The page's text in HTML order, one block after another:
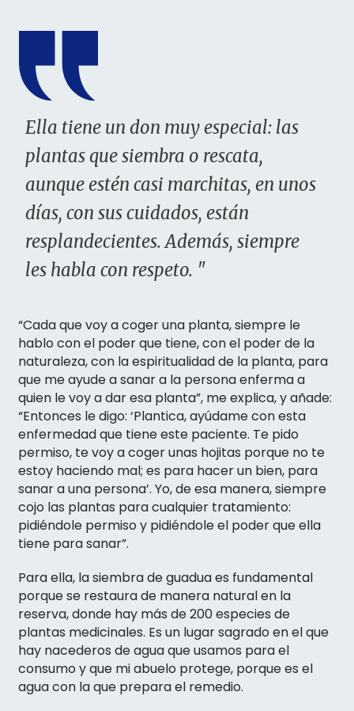
Ella tiene un don muy especial: las
plantas que siembra o rescata,
aunque estén casi marchitas, en unos
días, con sus cuidados, están
resplandecientes. Además, siempre
les habla con respeto. "
“Cada que voy a coger una planta, siempre le
hablo con el poder que tiene, con el poder de la
naturaleza, con la espiritualidad de la planta, para
que me ayude a sanar a la persona enferma a
quien le voy a dar esa planta”, me explica, y añade:
“Entonces le digo: ‘Plantica, ayúdame con esta
enfermedad que tiene este paciente. Te pido
permiso, te voy a coger unas hojitas porque no te
estoy haciendo mal; es para hacer un bien, para
sanar a una persona’. Yo, de esa manera, siempre
cojo las plantas para cualquier tratamiento:
pidiéndole permiso y pidiéndole el poder que ella
tiene para sanar”.
Para ella, la siembra de guadua es fundamental
porque se restaura de manera natural en la
reserva, donde hay más de 200 especies de
plantas medicinales. Es un lugar sagrado en el que
hay nacederos de agua que usamos para el
consumo y que mi abuelo protege, porque es el
agua con la que prepara el remedio.